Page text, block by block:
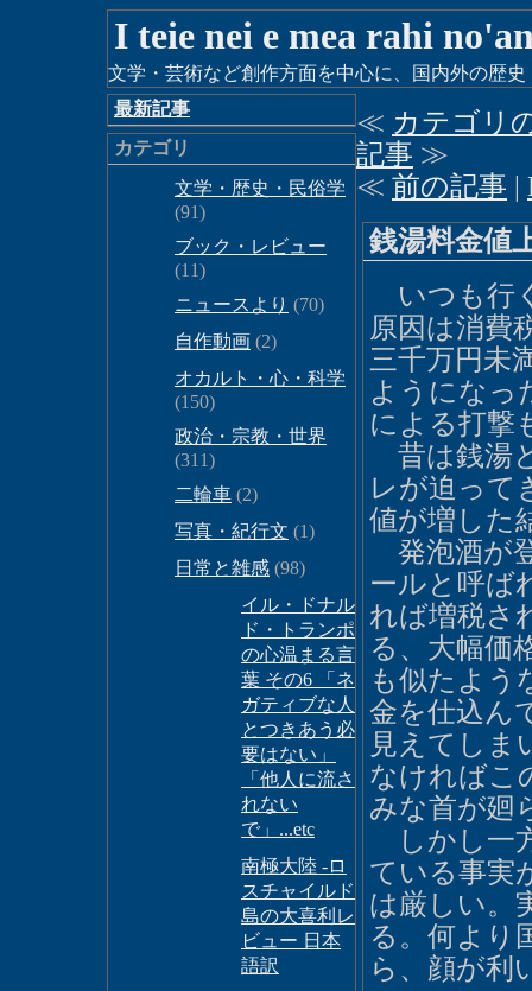
I teie nei e mea rahi
文学・芸術など創作方面を中心に、国内外の歴
最新記事
カテゴリ
文学・歴史・民俗学
(91)
ブック・レビュー
(11)
ニュースより (70)
自作動画 (2)
オカルト・心・科学
(150)
政治・宗教・世界
(311)
二輪車 (2)
写真・紀行文 (1)
日常と雑感 (98)
イル・ドナル
ド・トランポ
の心温まる言
葉 その6 「ネ
ガティブな人
とつきあう必
要はない」
「他人に流さ
れない
で」...etc
南極大陸 -ロ
スチャイルド
島の大喜利レ
ビュー 日本
語訳
≪ カテゴリ
記事 ≫
≪ 前の記事 |
銭湯料金値
いつも行
原因は消費
三千万円未
ようになっ
による打撃
昔は銭湯
レが迫って
値が増した
発泡酒が
ールと呼ば
れば増税さ
る、大幅価
も似たよう
金を仕込ん
見えてしま
なければこ
みな首が廻
しかし一
ている事実
は厳しい。
る。何より
ら、顔が利